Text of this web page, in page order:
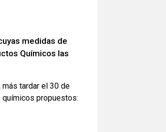
medidas de
Químicos las
tardar el 30 de
propuestos: